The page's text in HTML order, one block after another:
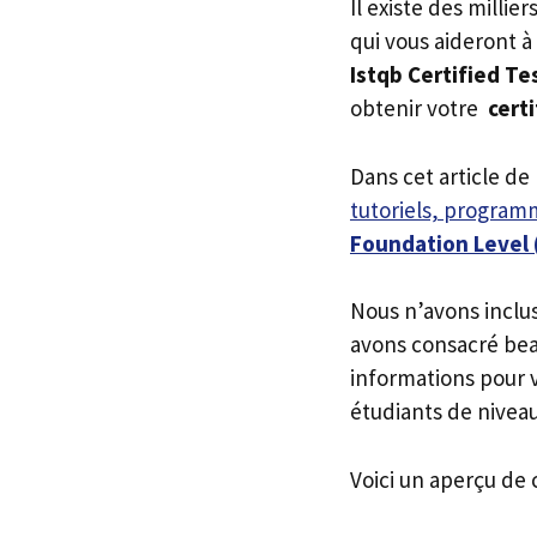
Il existe des
qui vous aideront
Istqb Certified
obtenir votre
Dans cet article
tutoriels,
Foundation Level
Nous n’avons
avons consacré
informations pour
étudiants de
Voici un aperçu